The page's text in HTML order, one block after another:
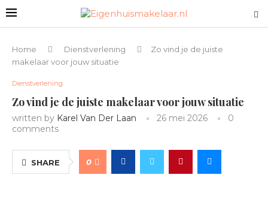
Home Dienstverlening
Zo vind je de juiste
makelaar voor jouw situatie
Dienstverlening
Zo vind je de juiste makelaar voor jouw situatie
written by Karel Van Der Laan 26 mei 2026
0
comments
SHARE 0